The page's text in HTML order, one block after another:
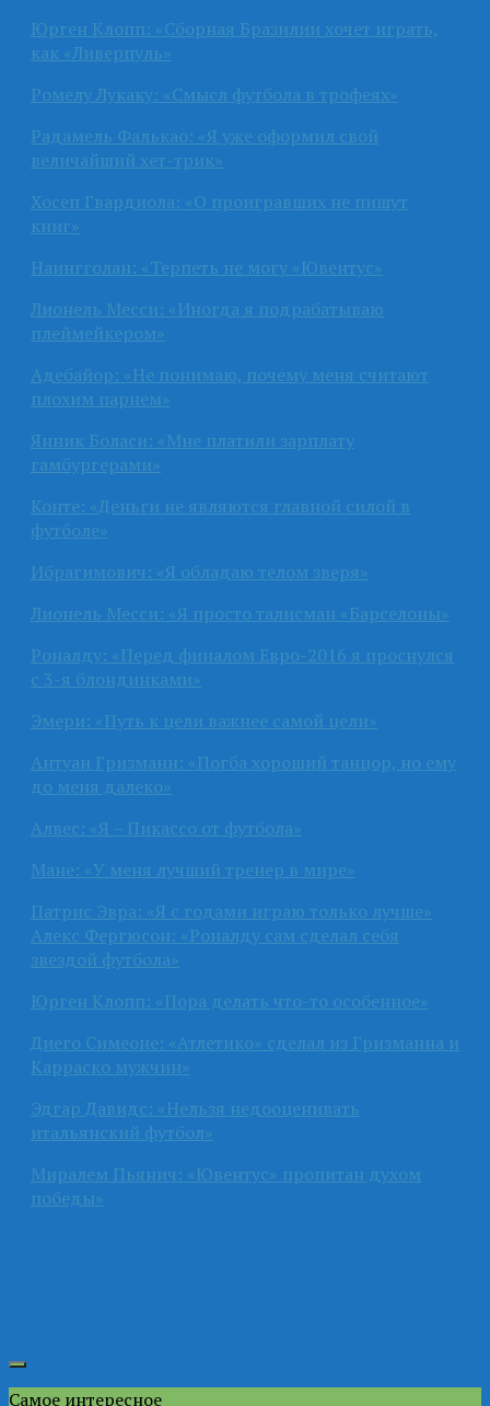
Юрген Клопп: «Сборная Бразилии хочет играть,
как «Ливерпуль»
Ромелу Лукаку: «Смысл футбола в трофеях»
Радамель Фалькао: «Я уже оформил свой
величайший хет-трик»
Хосеп Гвардиола: «О проигравших не пишут
книг»
Наингголан: «Терпеть не могу «Ювентус»
Лионель Месси: «Иногда я подрабатываю
плеймейкером»
Адебайор: «Не понимаю, почему меня считают
плохим парнем»
Янник Боласи: «Мне платили зарплату
гамбургерами»
Конте: «Деньги не являются главной силой в
футболе»
Ибрагимович: «Я обладаю телом зверя»
Лионель Месси: «Я просто талисман «Барселоны»
Роналду: «Перед финалом Евро-2016 я проснулся
с 3-я блондинками»
Эмери: «Путь к цели важнее самой цели»
Антуан Гризманн: «Погба хороший танцор, но ему
до меня далеко»
Алвес: «Я – Пикассо от футбола»
Мане: «У меня лучший тренер в мире»
Патрис Эвра: «Я с годами играю только лучше»
Алекс Фергюсон: «Роналду сам сделал себя
звездой футбола»
Юрген Клопп: «Пора делать что-то особенное»
Диего Симеоне: «Атлетико» сделал из Гризманна и
Карраско мужчин»
Эдгар Давидс: «Нельзя недооценивать
итальянский футбол»
Миралем Пьянич: «Ювентус» пропитан духом
победы»
Самое интересное